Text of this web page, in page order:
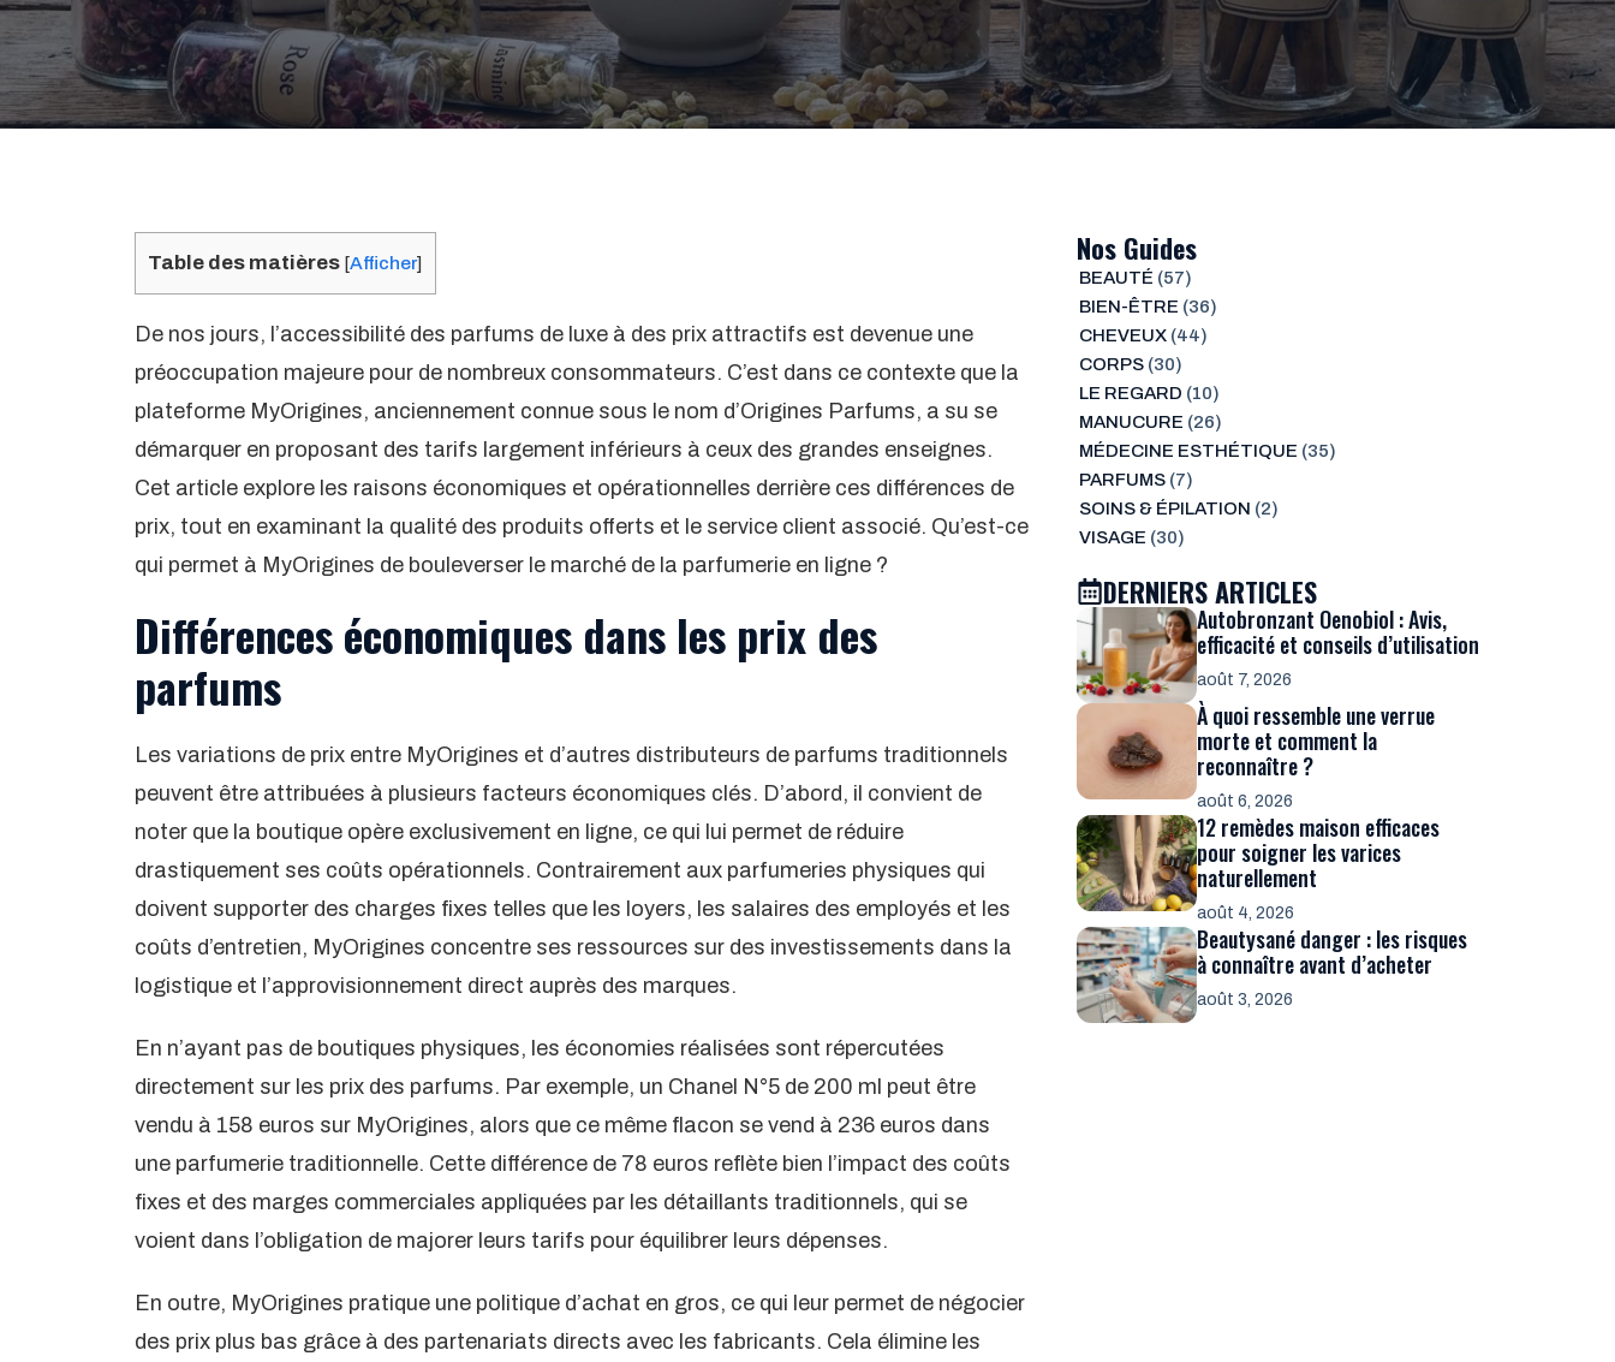
Table des matières [Afficher]
De nos jours, l’accessibilité des parfums de luxe à des prix attractifs est devenue une
préoccupation majeure pour de nombreux consommateurs. C’est dans ce contexte que la
plateforme MyOrigines, anciennement connue sous le nom d’Origines Parfums, a su se
démarquer en proposant des tarifs largement inférieurs à ceux des grandes enseignes.
Cet article explore les raisons économiques et opérationnelles derrière ces différences de
prix, tout en examinant la qualité des produits offerts et le service client associé. Qu’est-ce
qui permet à MyOrigines de bouleverser le marché de la parfumerie en ligne ?
Différences économiques dans les prix des
parfums
Les variations de prix entre MyOrigines et d’autres distributeurs de parfums traditionnels
peuvent être attribuées à plusieurs facteurs économiques clés. D’abord, il convient de
noter que la boutique opère exclusivement en ligne, ce qui lui permet de réduire
drastiquement ses coûts opérationnels. Contrairement aux parfumeries physiques qui
doivent supporter des charges fixes telles que les loyers, les salaires des employés et les
coûts d’entretien, MyOrigines concentre ses ressources sur des investissements dans la
logistique et l’approvisionnement direct auprès des marques.
En n’ayant pas de boutiques physiques, les économies réalisées sont répercutées
directement sur les prix des parfums. Par exemple, un Chanel N°5 de 200 ml peut être
vendu à 158 euros sur MyOrigines, alors que ce même flacon se vend à 236 euros dans
une parfumerie traditionnelle. Cette différence de 78 euros reflète bien l’impact des coûts
fixes et des marges commerciales appliquées par les détaillants traditionnels, qui se
voient dans l’obligation de majorer leurs tarifs pour équilibrer leurs dépenses.
En outre, MyOrigines pratique une politique d’achat en gros, ce qui leur permet de négocier
des prix plus bas grâce à des partenariats directs avec les fabricants. Cela élimine les
Nos Guides
BEAUTÉ (57)
BIEN-ÊTRE (36)
CHEVEUX(44)
CORPS(30)
LE REGARD (10)
MANUCURE (26)
MÉDECINE ESTHÉTIQUE (35)
PARFUMS(7)
SOINS & ÉPILATION (2)
VISAGE (30)
DERNIERS ARTICLES
Autobronzant Oenobiol : Avis,
efficacité et conseils d’utilisation
août 7, 2026
À quoi ressemble une verrue
morte et comment la
reconnaître ?
août 6, 2026
12 remèdes maison efficaces
pour soigner les varices
naturellement
août 4, 2026
Beautysané danger : les risques
à connaître avant d’acheter
août 3, 2026